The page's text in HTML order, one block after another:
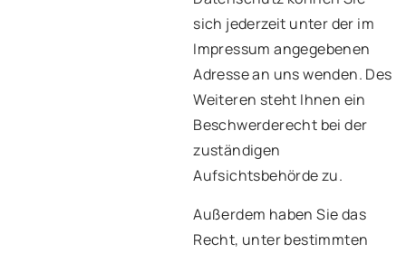
sich jederzeit unter der im
Impressum angegebenen
Adresse an uns wenden. Des
Weiteren steht Ihnen ein
Beschwerderecht bei der
zuständigen
Aufsichtsbehörde zu.
Außerdem haben Sie das
Recht, unter bestimmten